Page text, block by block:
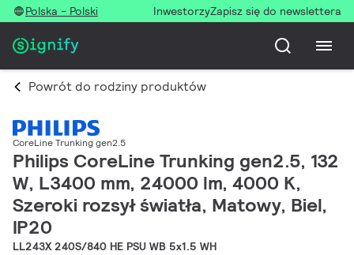
Polska - Polski InwestorzyZapisz się do newslettera
Powrót do rodziny produktów
CoreLine Trunking gen2.5
Philips CoreLine Trunking gen2.5, 132
W, L3400 mm, 24000 lm, 4000 K,
Szeroki rozsył światła, Matowy, Biel,
IP20
LL243X 240S/840 HE PSU WB 5x1.5 WH